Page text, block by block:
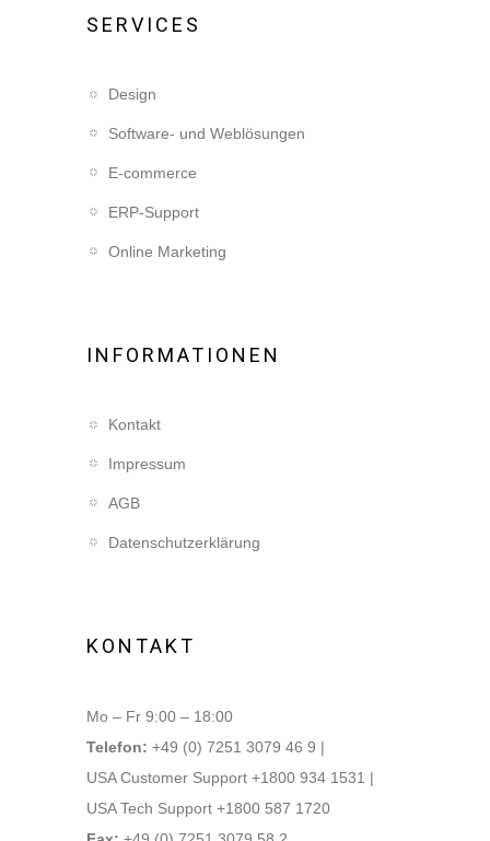
SERVICES
Design
Software- und Weblösungen
E-commerce
ERP-Support
Online Marketing
INFORMATIONEN
Kontakt
Impressum
AGB
Datenschutzerklärung
KONTAKT
Mo – Fr 9:00 – 18:00
Telefon: +49 (0) 7251 3079 46 9 |
USA Customer Support +1800 934 1531 |
USA Tech Support +1800 587 1720